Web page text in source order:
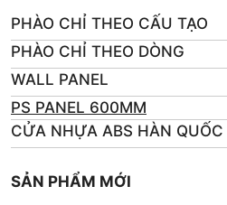
PHÀO CHỈ THEO CẤU TẠO
PHÀO CHỈ THEO DÒNG
WALL PANEL
PS PANEL 600MM
CỬA NHỰA ABS HÀN QUỐC
SẢN PHẨM MỚI